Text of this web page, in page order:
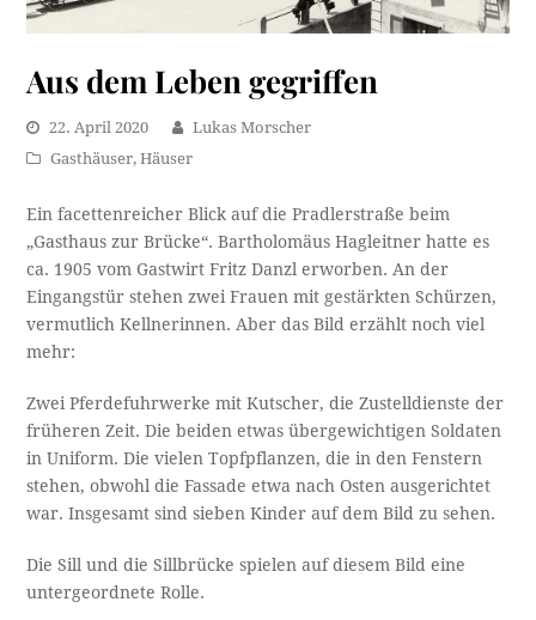
Aus dem Leben gegriffen
22. April 2020
Lukas Morscher
Gasthäuser,Häuser
Ein facettenreicher Blick auf die Pradlerstraße beim
„Gasthaus zur Brücke“. Bartholomäus Hagleitner hatte es
ca. 1905 vom Gastwirt Fritz Danzl erworben. An der
Eingangstür stehen zwei Frauen mit gestärkten Schürzen,
vermutlich Kellnerinnen. Aber das Bild erzählt noch viel
mehr:
Zwei Pferdefuhrwerke mit Kutscher, die Zustelldienste der
früheren Zeit. Die beiden etwas übergewichtigen Soldaten
in Uniform. Die vielen Topfpflanzen, die in den Fenstern
stehen, obwohl die Fassade etwa nach Osten ausgerichtet
war. Insgesamt sind sieben Kinder auf dem Bild zu sehen.
Die Sill und die Sillbrücke spielen auf diesem Bild eine
untergeordnete Rolle.